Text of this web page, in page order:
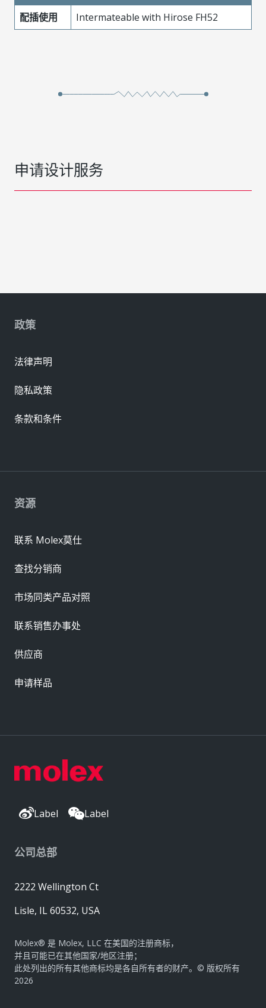
配插使用
Intermateable with Hirose FH52
申请设计服务
Label Label
公司总部
2222 Wellington Ct
Lisle, IL 60532, USA
Molex® 是 Molex, LLC 在美国的注册商标，
并且可能已在其他国家/地区注册；
此处列出的所有其他商标均是各自所有者的财产。© 版权所有
2026
资源
联系 Molex莫仕
查找分销商
市场同类产品对照
联系销售办事处
供应商
申请样品
政策
法律声明
隐私政策
条款和条件